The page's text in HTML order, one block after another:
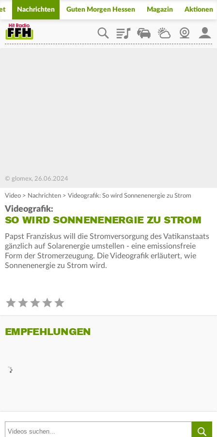
Nachrichten Guten Morgen Hessen Magazin Aktionen
PlaylistStaupilotWetterWebcam
© glomex, 26.06.2024
Video > Nachrichten > Videografik: So wird Sonnenenergie zu Strom
Videografik:
SO WIRD SONNENENERGIE ZU STROM
Papst Franziskus will die Stromversorgung des Vatikanstaats
gänzlich auf Solarenergie umstellen - eine emissionsfreie
Form der Stromerzeugung. Die Videografik erläutert, wie
Sonnenenergie zu Strom wird.
EMPFEHLUNGEN